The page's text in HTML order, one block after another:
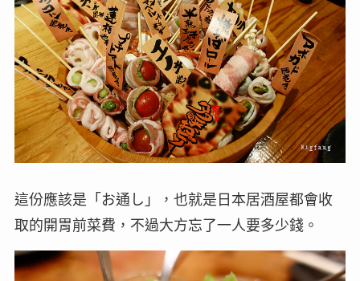
這份應該是「お通し」，也就是日本居酒屋都會收
取的開胃前菜費，不過大方忘了一人要多少錢。